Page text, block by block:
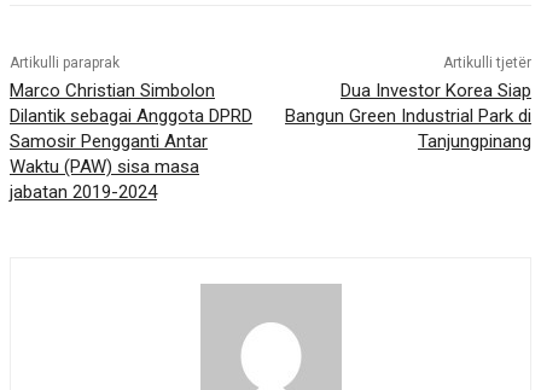
Artikulli paraprak
Marco Christian Simbolon
Dilantik sebagai Anggota DPRD
Samosir Pengganti Antar
Waktu (PAW) sisa masa
jabatan 2019-2024
Artikulli tjetër
Dua Investor Korea Siap
Bangun Green Industrial Park di
Tanjungpinang